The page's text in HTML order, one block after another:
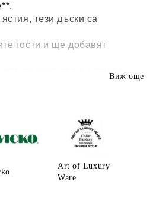
тези дъски са
гости и ще добавят
си шедьоври, нашите
Виж още
Art of Luxury
Ware